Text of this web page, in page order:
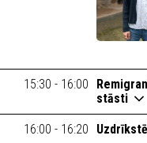
15:30 - 16:00
stāsti
16:00 - 16:20